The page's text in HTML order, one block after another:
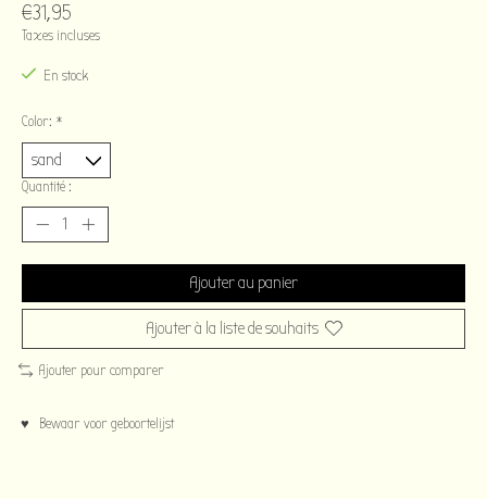
€31,95
Taxes incluses
En stock
Color: *
Quantité :
Ajouter au panier
Ajouter à la liste de souhaits
Ajouter pour comparer
♥ Bewaar voor geboortelijst